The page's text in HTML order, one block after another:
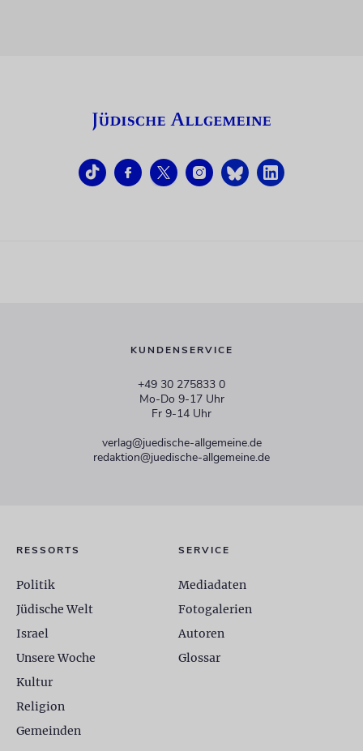
KUNDENSERVICE
+49 30 275833 0
Mo-Do 9-17 Uhr
Fr 9-14 Uhr
verlag@juedische-allgemeine.de
redaktion@juedische-allgemeine.de
RESSORTS
Politik
Jüdische Welt
Israel
Unsere Woche
Kultur
Religion
Gemeinden
SERVICE
Mediadaten
Fotogalerien
Autoren
Glossar